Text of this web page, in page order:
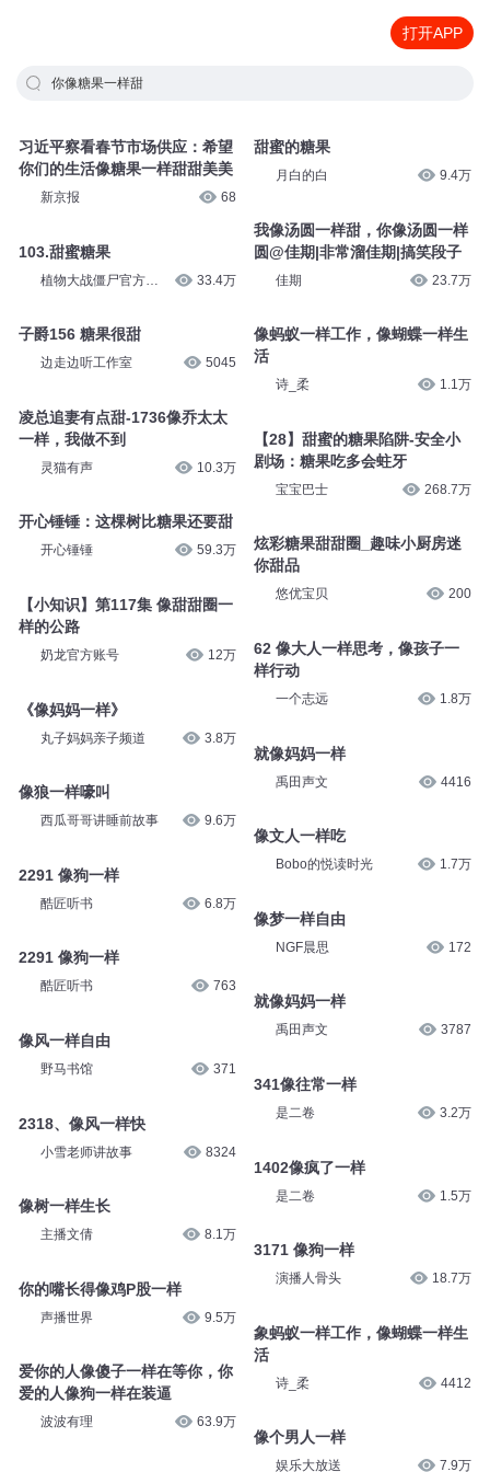
打开APP
你像糖果一样甜
习近平察看春节市场供应：希望
你们的生活像糖果一样甜甜美美
新京报 68
103.甜蜜糖果
植物大战僵尸官方频
33.4万
子爵156 糖果很甜
边走边听工作室 5045
凌总追妻有点甜-1736像乔太太
一样，我做不到
灵猫有声 10.3万
开心锤锤：这棵树比糖果还要甜
开心锤锤 59.3万
【小知识】第117集 像甜甜圈一
样的公路
奶龙官方账号 12万
《像妈妈一样》
丸子妈妈亲子频道 3.8万
像狼一样嚎叫
西瓜哥哥讲睡前故事 9.6万
2291 像狗一样
酷匠听书 6.8万
2291 像狗一样
酷匠听书 763
像风一样自由
野马书馆 371
2318、像风一样快
小雪老师讲故事 8324
像树一样生长
主播文倩 8.1万
你的嘴长得像鸡P股一样
声播世界 9.5万
爱你的人像傻子一样在等你，你
爱的人像狗一样在装逼
波波有理 63.9万
甜蜜的糖果
月白的白 9.4万
我像汤圆一样甜，你像汤圆一样
圆@佳期|非常溜佳期|搞笑段子
佳期 23.7万
像蚂蚁一样工作，像蝴蝶一样生
活
诗_柔 1.1万
【28】甜蜜的糖果陷阱-安全小
剧场：糖果吃多会蛀牙
宝宝巴士 268.7万
炫彩糖果甜甜圈_趣味小厨房迷
你甜品
悠优宝贝 200
62 像大人一样思考，像孩子一
样行动
一个志远 1.8万
就像妈妈一样
禹田声文 4416
像文人一样吃
Bobo的悦读时光 1.7万
像梦一样自由
NGF晨思 172
就像妈妈一样
禹田声文 3787
341像往常一样
是二卷 3.2万
1402像疯了一样
是二卷 1.5万
3171 像狗一样
演播人骨头 18.7万
象蚂蚁一样工作，像蝴蝶一样生
活
诗_柔 4412
像个男人一样
娱乐大放送 7.9万